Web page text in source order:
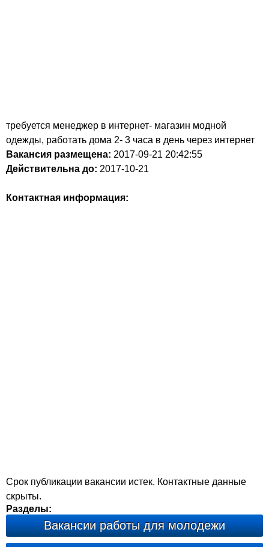
требуется менеджер в интернет- магазин модной
одежды, работать дома 2- 3 часа в день через интернет
Вакансия размещена: 2017-09-21 20:42:55
Действительна до: 2017-10-21
Контактная информация:
Срок публикации вакансии истек. Контактные данные
скрыты.
Разделы:
Вакансии работы для молодежи